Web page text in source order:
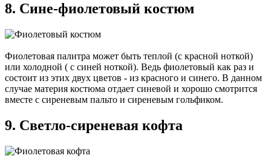
8. Сине-фиолетовый костюм
Фиолетовая палитра может быть теплой (с красной ноткой)
или холодной ( с синей ноткой). Ведь фиолетовый как раз и
состоит из этих двух цветов - из красного и синего. В данном
случае материя костюма отдает синевой и хорошо смотрится
вместе с сиреневым пальто и сиреневым гольфиком.
9. Светло-сиреневая кофта